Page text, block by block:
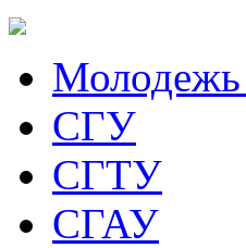
СГУ
СГТУ
СГАУ